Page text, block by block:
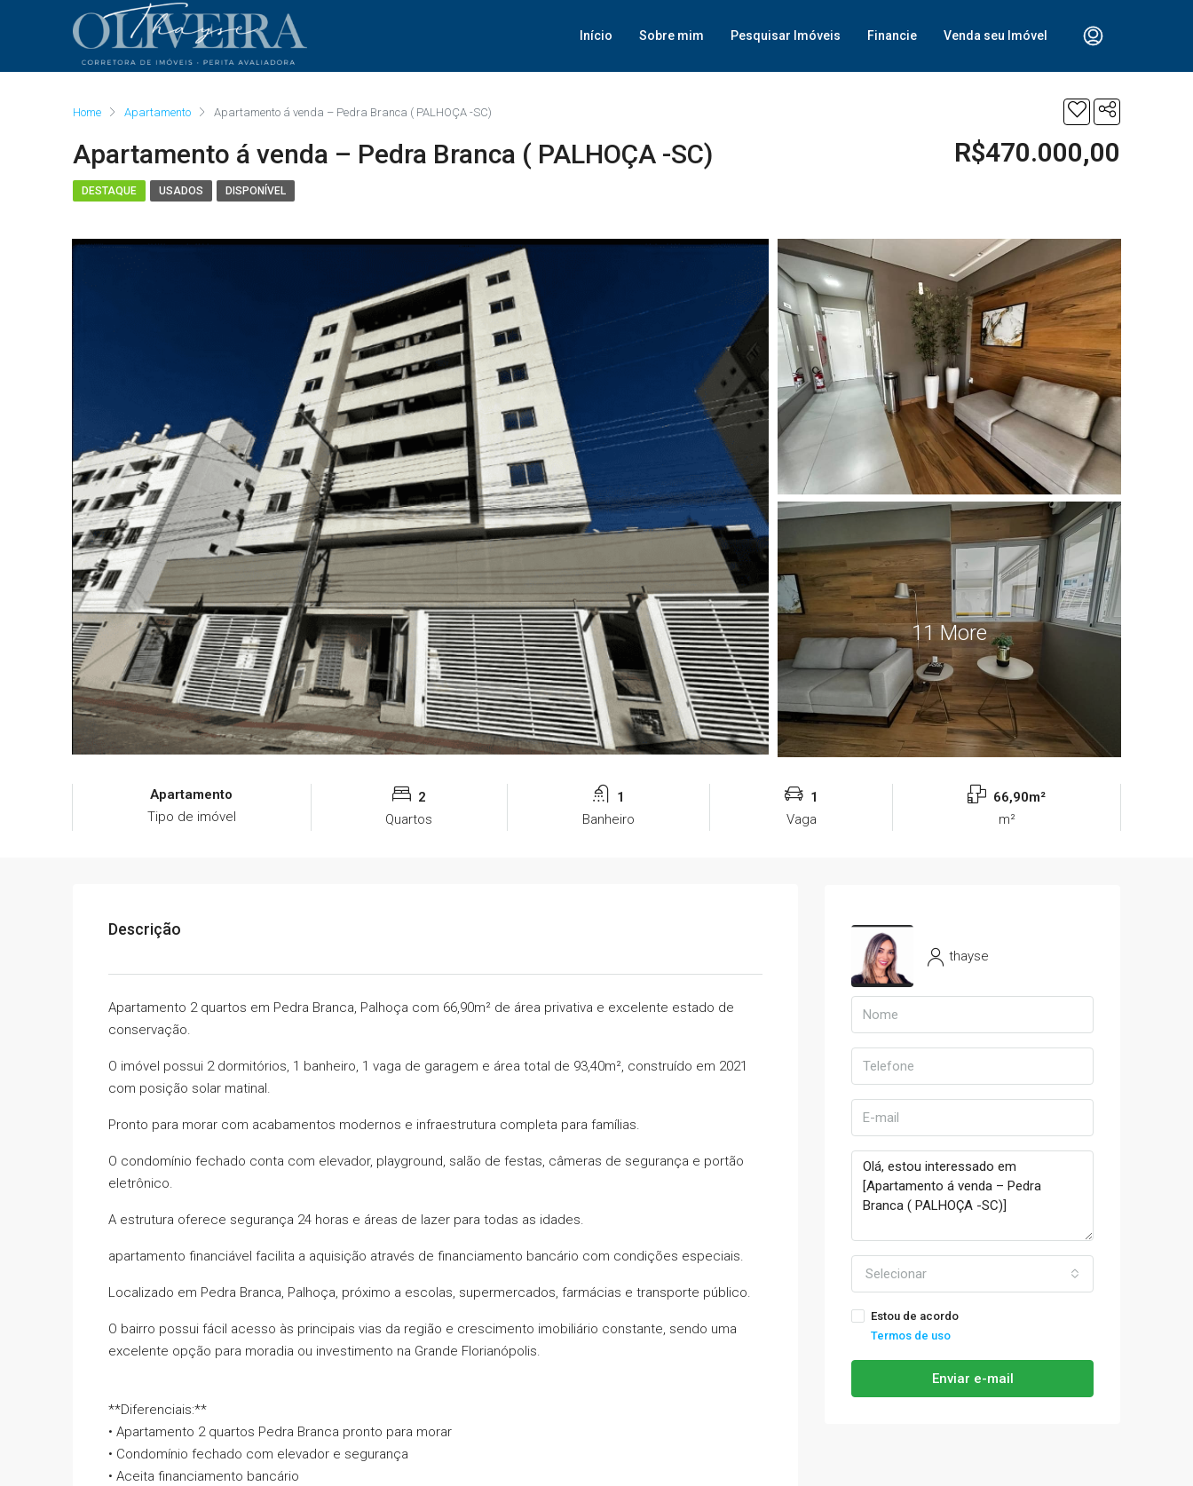
Início Sobre mim Pesquisar Imóveis Financie Venda seu Imóvel
Home Apartamento Apartamento á venda – Pedra Branca ( PALHOÇA -SC)
Apartamento á venda – Pedra Branca ( PALHOÇA -SC) R$470.000,00
DESTAQUE USADOS DISPONÍVEL
11 More
Apartamento
Tipo de imóvel
2
Quartos
1
Banheiro
1
Vaga
66,90m²
m²
Descrição
Apartamento 2 quartos em Pedra Branca, Palhoça com 66,90m² de área privativa e excelente estado de
conservação.
O imóvel possui 2 dormitórios, 1 banheiro, 1 vaga de garagem e área total de 93,40m², construído em 2021
com posição solar matinal.
Pronto para morar com acabamentos modernos e infraestrutura completa para famílias.
O condomínio fechado conta com elevador, playground, salão de festas, câmeras de segurança e portão
eletrônico.
A estrutura oferece segurança 24 horas e áreas de lazer para todas as idades.
apartamento financiável facilita a aquisição através de financiamento bancário com condições especiais.
Localizado em Pedra Branca, Palhoça, próximo a escolas, supermercados, farmácias e transporte público.
O bairro possui fácil acesso às principais vias da região e crescimento imobiliário constante, sendo uma
excelente opção para moradia ou investimento na Grande Florianópolis.
**Diferenciais:**
• Apartamento 2 quartos Pedra Branca pronto para morar
• Condomínio fechado com elevador e segurança
• Aceita financiamento bancário
thayse
Selecionar
Estou de acordo
Termos de uso
Enviar e-mail